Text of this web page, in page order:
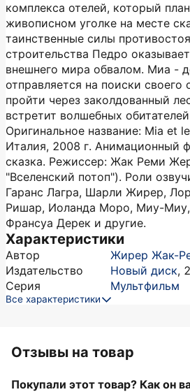
комплекса отелей, который
живописном уголке на месте
таинственные силы
строительства Педро
внешнего мира обвалом. Миа -
отправляется на поиски своего
пройти через заколдованный
встретит волшебных
Оригинальное название: Mia et
Италия, 2008 г. Анимационный
сказка. Режиссер: Жак Реми
"Вселенский потоп"). Роли
Гаранс Лагра, Шарли Жирер,
Ришар, Иоланда Моро, Миу-
Франсуа Дерек и другие.
Характеристики
Автор
Жирер Жак-
Издательство
Новый диск,
Серия
Мультфильм
Все характеристики
Отзывы на товар
Покупали этот товар? Как он